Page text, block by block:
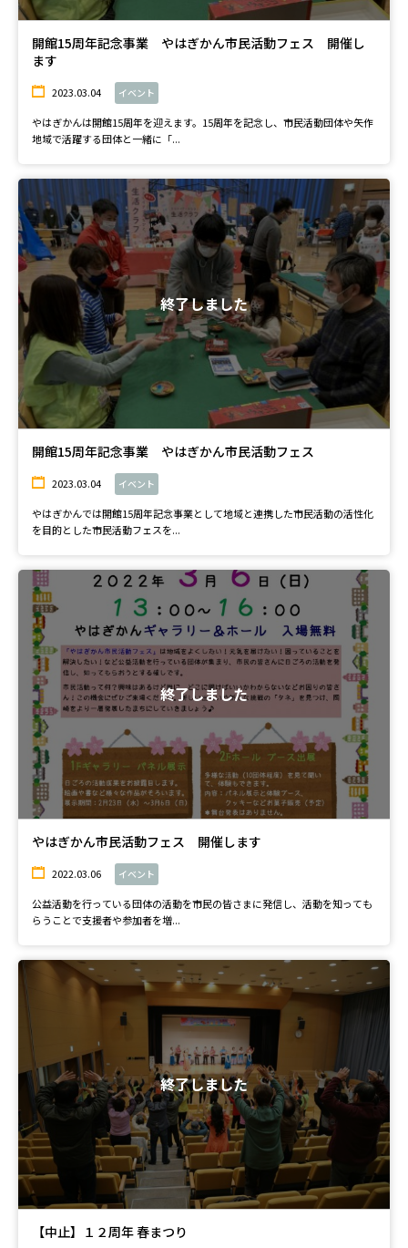
開館15周年記念事業 やはぎかん市民活動フェス 開催し
ます
2023.03.04 イベント
やはぎかんは開館15周年を迎えます。15周年を記念し、市民活動団体や矢作
地域で活躍する団体と一緒に「...
終了しました
開館15周年記念事業 やはぎかん市民活動フェス
2023.03.04 イベント
やはぎかんでは開館15周年記念事業として地域と連携した市民活動の活性化
を目的とした市民活動フェスを...
終了しました
やはぎかん市民活動フェス 開催します
2022.03.06 イベント
公益活動を行っている団体の活動を市民の皆さまに発信し、活動を知っても
らうことで支援者や参加者を増...
終了しました
【中止】１２周年 春まつり